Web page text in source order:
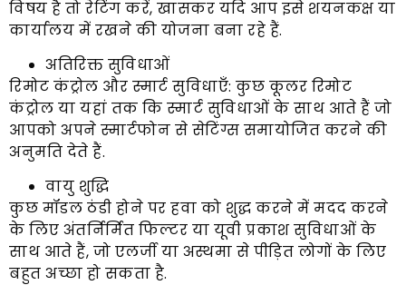
विषय है तो रेटिंग करें, खासकर यदि आप इसे शयनकक्ष या
कार्यालय में रखने की योजना बना रहे हैं.
अतिरिक्त सुविधाओं
रिमोट कंट्रोल और स्मार्ट सुविधाएँ: कुछ कूलर रिमोट
कंट्रोल या यहां तक ​​कि स्मार्ट सुविधाओं के साथ आते हैं जो
आपको अपने स्मार्टफोन से सेटिंग्स समायोजित करने की
अनुमति देते हैं.
वायु शुद्धि
कुछ मॉडल ठंडी होने पर हवा को शुद्ध करने में मदद करने
के लिए अंतर्निर्मित फिल्टर या यूवी प्रकाश सुविधाओं के
साथ आते हैं, जो एलर्जी या अस्थमा से पीड़ित लोगों के लिए
बहुत अच्छा हो सकता है.